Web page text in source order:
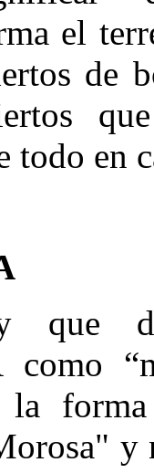
el
de
todo en
que
como
la